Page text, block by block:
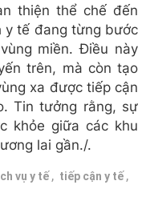
thiện thể chế đến
y tế đang từng bước
miền. Điều này
trên, mà còn tạo
xa được tiếp cận
Tin tưởng rằng, sự
khỏe giữa các khu
lai gần./.
vụ y tế , tiếp cận y tế ,